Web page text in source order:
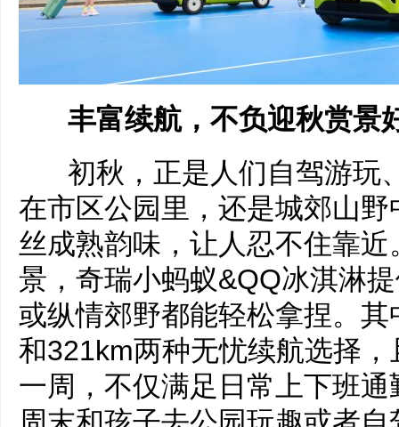
丰富续航，不负迎秋赏景
初秋，正是人们自驾游玩
在市区公园里，还是城郊山
丝成熟韵味，让人忍不住靠
景，奇瑞小蚂蚁&QQ冰淇淋
或纵情郊野都能轻松拿捏。
和321km两种无忧续航选择
一周，不仅满足日常上下班